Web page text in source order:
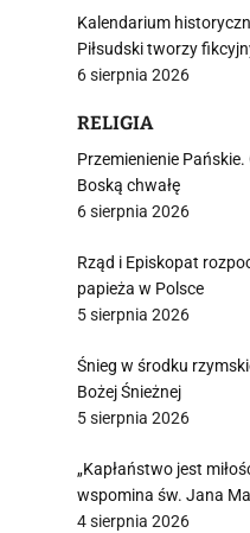
Kalendarium
Piłsudski tworzy
6 sierpnia 2026
RELIGIA
Przemienienie
Boską chwałę
6 sierpnia 2026
Rząd i Episkopat
papieża w Polsce
5 sierpnia 2026
Śnieg w środku
Bożej Śnieżnej
5 sierpnia 2026
„Kapłaństwo jest
wspomina św. Jana
4 sierpnia 2026